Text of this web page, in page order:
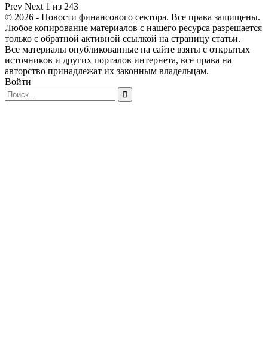
Prev Next 1 из 243
© 2026 - Новости финансового сектора. Все права защищены.
Любое копирование материалов с нашего ресурса разрешается
только с обратной активной ссылкой на страницу статьи.
Все материалы опубликованные на сайте взяты с открытых
источников и других порталов интернета, все права на
авторство принадлежат их законным владельцам.
Войти